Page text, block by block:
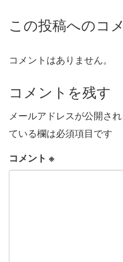
この投稿へのコ
コメントはありません。
コメントを残す
メールアドレスが公開さ
ている欄は必須項目です
コメント ※